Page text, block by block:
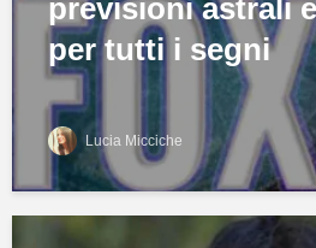
previsioni astrali
per tutti i segni
Lucia Micciche